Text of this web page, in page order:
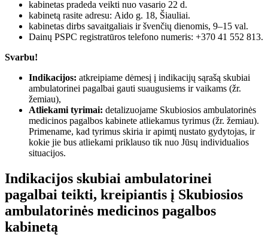
kabinetas pradeda veikti nuo vasario 22 d.
kabinetą rasite adresu: Aido g. 18, Šiauliai.
kabinetas dirbs savaitgaliais ir švenčių dienomis, 9–15 val.
Dainų PSPC registratūros telefono numeris: +370 41 552 813.
Svarbu!
Indikacijos: atkreipiame dėmesį į indikacijų sąrašą skubiai
ambulatorinei pagalbai gauti suaugusiems ir vaikams (žr.
žemiau),
Atliekami tyrimai: detalizuojame Skubiosios ambulatorinės
medicinos pagalbos kabinete atliekamus tyrimus (žr. žemiau).
Primename, kad tyrimus skiria ir apimtį nustato gydytojas, ir
kokie jie bus atliekami priklauso tik nuo Jūsų individualios
situacijos.
Indikacijos skubiai ambulatorinei
pagalbai teikti, kreipiantis į Skubiosios
ambulatorinės medicinos pagalbos
kabinetą